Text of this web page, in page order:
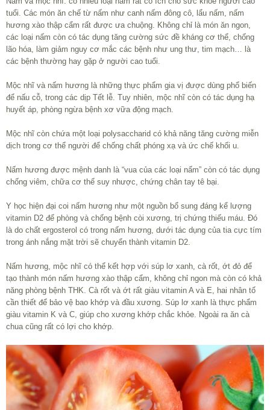
tuổi. Các món ăn chế từ nấm như canh nấm đông cô, lẩu nấm, nấm
hương xào thập cẩm rất được ưa chuộng. Không chỉ là món ăn ngon,
các loại nấm còn có tác dụng tăng cường sức đề kháng cơ thể, chống
lão hóa, làm giảm nguy cơ mắc các bệnh như ung thư, tim mạch… là
các bệnh thường hay gặp ở người cao tuổi.
Mộc nhĩ và nấm hương là những thực phẩm gia vị được dùng phổ biến
để nấu cỗ, trong các dịp Tết lễ. Tuy nhiên, mộc nhĩ còn có tác dụng hạ
huyết áp, phòng ngừa bệnh xơ vữa động mạch.
Mộc nhĩ còn chứa một loại polysaccharid có khả năng tăng cường miễn
dịch trong cơ thể người để chống chất phóng xạ và ức chế khối u.
Nấm hương được mệnh danh là “vua của các loại nấm” còn có tác dụng
chống viêm, chữa cơ thể suy nhược, chứng chân tay tê bại.
Y học hiện đại coi nấm hương như một nguồn bổ sung đáng kể lượng
vitamin D2 để phòng và chống bệnh còi xương, trị chứng thiếu máu. Đó
là do chất ergosterol có trong nấm hương, dưới tác dụng của tia cực tím
trong ánh nắng mặt trời sẽ chuyển thành vitamin D2.
Nấm hương, mộc nhĩ có thể kết hợp với súp lơ xanh, cà rốt, ớt đỏ để
tạo thành món nấm hương xào thập cẩm, không chỉ ngon mà còn có khả
năng phòng bệnh THK. Cà rốt và ớt rất giàu vitamin A và E, hai nhân tố
cần thiết để bảo vệ bao khớp và đầu xương. Súp lơ xanh là thực phẩm
giàu vitamin K và C, giúp cho xương khớp chắc khỏe. Ngoài ra ăn cà
chua cũng rất có lợi cho khớp.